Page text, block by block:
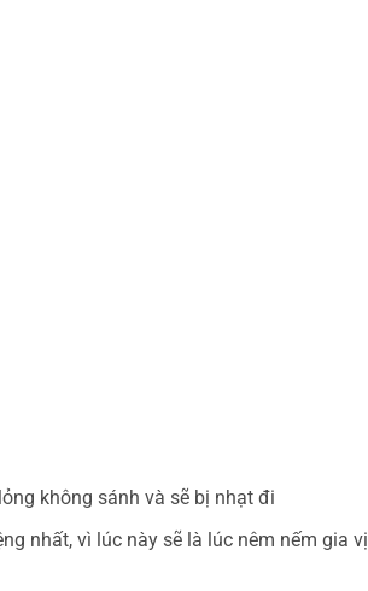
không sánh và sẽ bị nhạt đi
nhất, vì lúc này sẽ là lúc nêm nếm gia vị